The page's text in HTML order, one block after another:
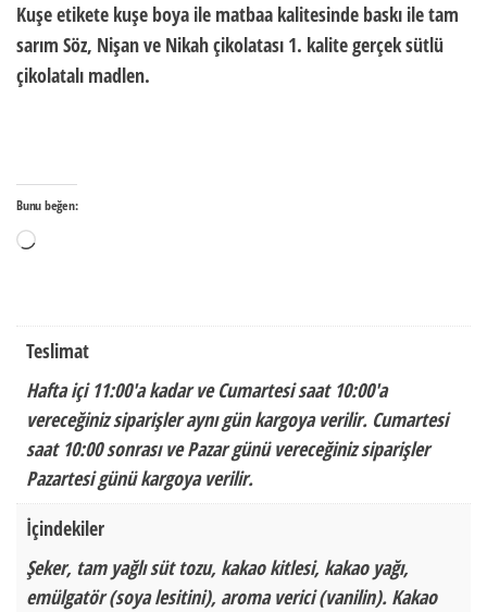
Kuşe etikete kuşe boya ile matbaa kalitesinde baskı ile tam
sarım Söz, Nişan ve Nikah çikolatası 1. kalite gerçek sütlü
çikolatalı madlen.
Bunu beğen:
Yükleniyor...
Teslimat
Hafta içi 11:00'a kadar ve Cumartesi saat 10:00'a
vereceğiniz siparişler aynı gün kargoya verilir. Cumartesi
saat 10:00 sonrası ve Pazar günü vereceğiniz siparişler
Pazartesi günü kargoya verilir.
İçindekiler
Şeker, tam yağlı süt tozu, kakao kitlesi, kakao yağı,
emülgatör (soya lesitini), aroma verici (vanilin). Kakao